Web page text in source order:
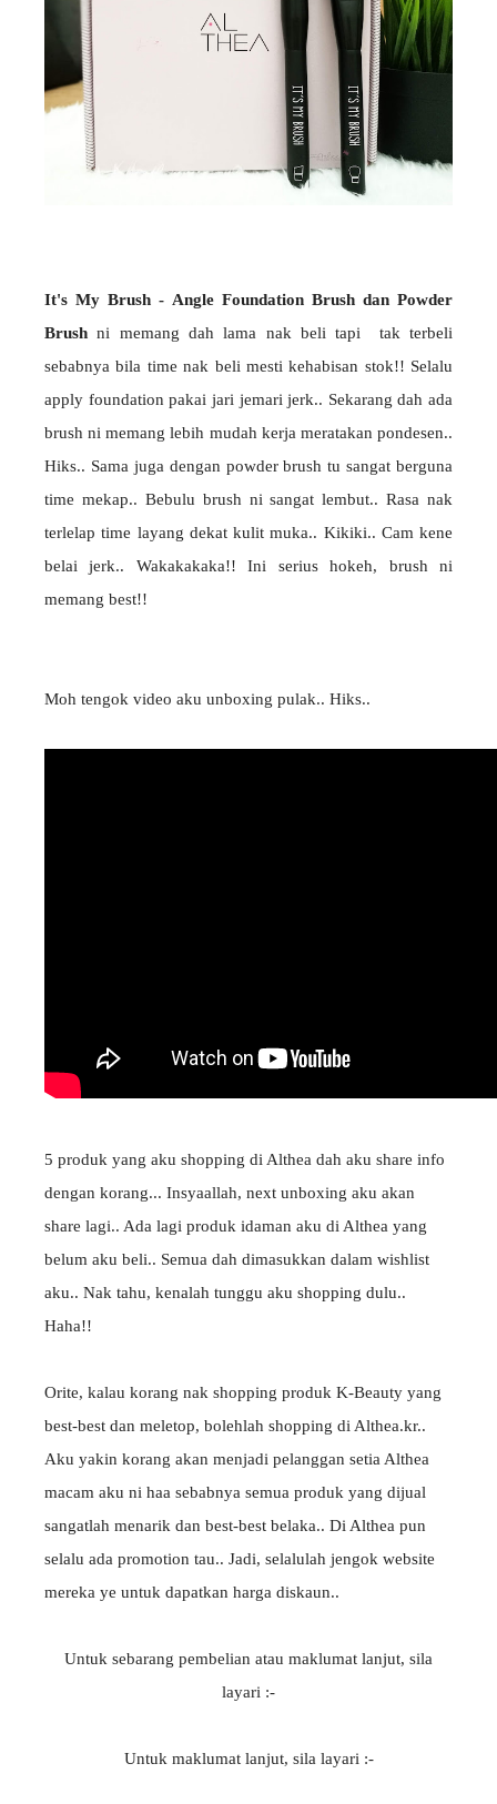
It's My Brush - Angle Foundation Brush dan Powder
Brush ni memang dah lama nak beli tapi tak terbeli
sebabnya bila time nak beli mesti kehabisan stok!! Selalu
apply foundation pakai jari jemari jerk.. Sekarang dah ada
brush ni memang lebih mudah kerja meratakan pondesen..
Hiks.. Sama juga dengan powder brush tu sangat berguna
time mekap.. Bebulu brush ni sangat lembut.. Rasa nak
terlelap time layang dekat kulit muka.. Kikiki.. Cam kene
belai jerk.. Wakakakaka!! Ini serius hokeh, brush ni
memang best!!
Moh tengok video aku unboxing pulak.. Hiks..
5 produk yang aku shopping di Althea dah aku share info
dengan korang... Insyaallah, next unboxing aku akan
share lagi.. Ada lagi produk idaman aku di Althea yang
belum aku beli.. Semua dah dimasukkan dalam wishlist
aku.. Nak tahu, kenalah tunggu aku shopping dulu..
Haha!!
Orite, kalau korang nak shopping produk K-Beauty yang
best-best dan meletop, bolehlah shopping di Althea.kr..
Aku yakin korang akan menjadi pelanggan setia Althea
macam aku ni haa sebabnya semua produk yang dijual
sangatlah menarik dan best-best belaka.. Di Althea pun
selalu ada promotion tau.. Jadi, selalulah jengok website
mereka ye untuk dapatkan harga diskaun..
Untuk sebarang pembelian atau maklumat lanjut, sila
layari :-
Untuk maklumat lanjut, sila layari :-